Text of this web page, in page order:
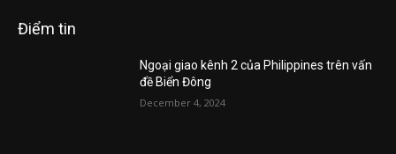
Điểm tin
Ngoại giao kênh 2 của Philippines trên vấn
đề Biển Đông
December 4, 2024